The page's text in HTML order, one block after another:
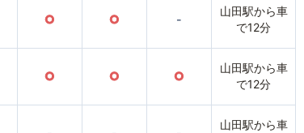
○ ○ -
山田駅から車
で12分
○ ○ ○
山田駅から車
で12分
山田駅から車